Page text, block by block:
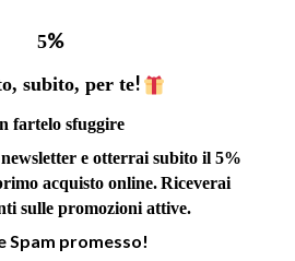
5%
subito, per te!
fartelo sfuggire
e otterrai subito il 5%
acquisto online.Riceverai
sulle promozioni attive.
Spam promesso!